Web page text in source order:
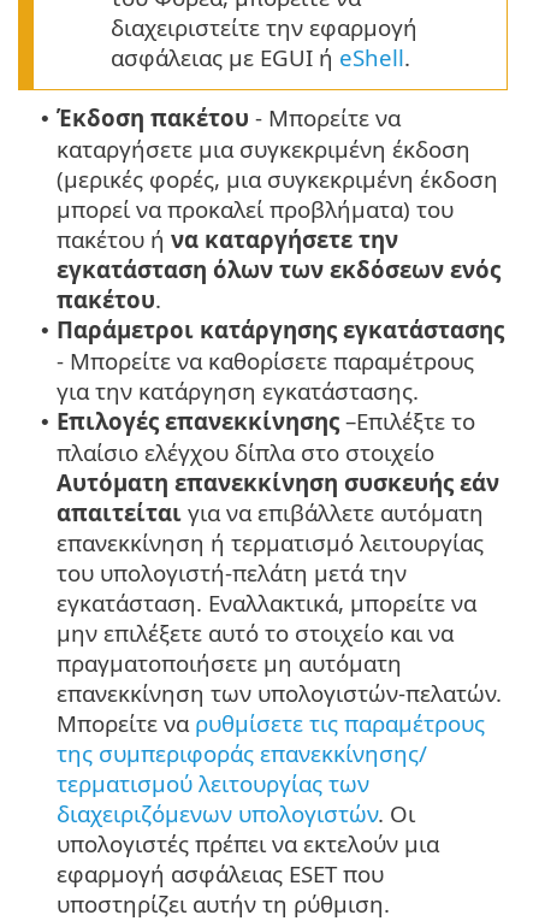
διαχειριστείτε την εφαρμογή
ασφάλειας με EGUI ή eShell.
• Έκδοση πακέτου - Μπορείτε να
καταργήσετε μια συγκεκριμένη έκδοση
(μερικές φορές, μια συγκεκριμένη έκδοση
μπορεί να προκαλεί προβλήματα) του
πακέτου ή να καταργήσετε την
εγκατάσταση όλων των εκδόσεων ενός
πακέτου.
• Παράμετροι κατάργησης εγκατάστασης
- Μπορείτε να καθορίσετε παραμέτρους
για την κατάργηση εγκατάστασης.
• Επιλογές επανεκκίνησης –Επιλέξτε το
πλαίσιο ελέγχου δίπλα στο στοιχείο
Αυτόματη επανεκκίνηση συσκευής εάν
απαιτείται για να επιβάλλετε αυτόματη
επανεκκίνηση ή τερματισμό λειτουργίας
του υπολογιστή-πελάτη μετά την
εγκατάσταση. Εναλλακτικά, μπορείτε να
μην επιλέξετε αυτό το στοιχείο και να
πραγματοποιήσετε μη αυτόματη
επανεκκίνηση των υπολογιστών-πελατών.
Μπορείτε να ρυθμίσετε τις παραμέτρους
της συμπεριφοράς επανεκκίνησης/
τερματισμού λειτουργίας των
διαχειριζόμενων υπολογιστών. Οι
υπολογιστές πρέπει να εκτελούν μια
εφαρμογή ασφάλειας ESET που
υποστηρίζει αυτήν τη ρύθμιση.